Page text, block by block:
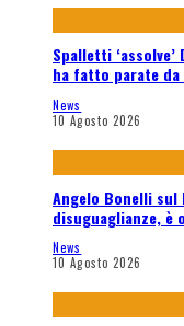
Spalletti
ha fatto parate
News
10 Agosto 2026
Angelo Bonelli sul
disuguaglianze, è
News
10 Agosto 2026